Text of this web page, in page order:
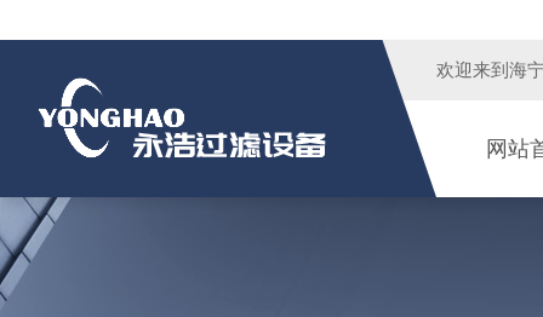
欢迎来到 海
网站